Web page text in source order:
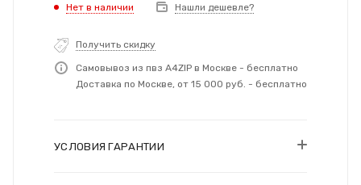
Нет в наличии Нашли дешевле?
Получить скидку
Самовывоз из пвз A4ZIP в Москве - бесплатно
Доставка по Москве, от 15 000 руб. - бесплатно
УСЛОВИЯ ГАРАНТИИ